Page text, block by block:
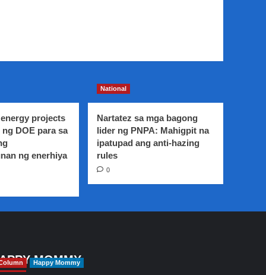
energy projects
DOE para sa
ng enerhiya
National
Nartatez sa mga bagong
lider ng PNPA: Mahigpit na
ipatupad ang anti-hazing
rules
0
MOMMY
Happy Mommy